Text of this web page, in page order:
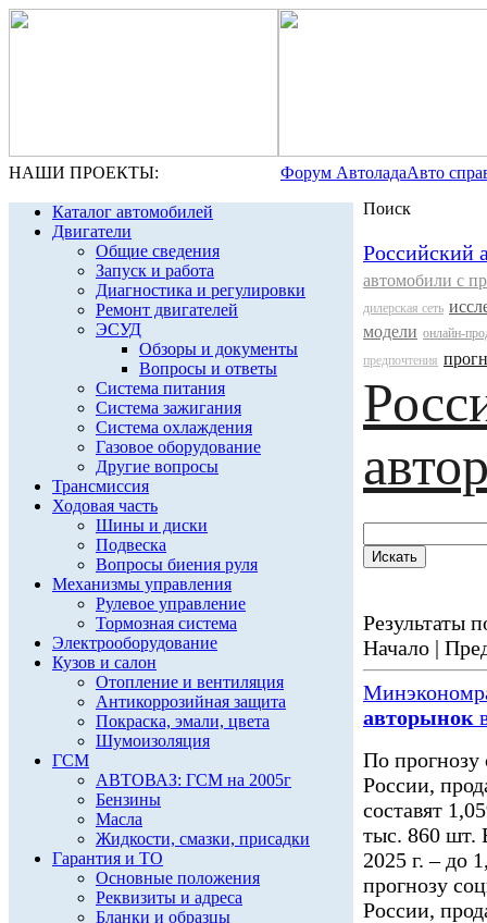
НАШИ ПРОЕКТЫ: Форум АвтоладаАвто
Каталог автомобилей
Двигатели
Общие сведения
Запуск и работа
Диагностика и регулировки
Ремонт двигателей
ЭСУД
Обзоры и документы
Вопросы и ответы
Система питания
Система зажигания
Система охлаждения
Газовое оборудование
Другие вопросы
Трансмиссия
Ходовая часть
Шины и диски
Подвеска
Вопросы биения руля
Механизмы управления
Рулевое управление
Тормозная система
Электрооборудование
Кузов и салон
Отопление и вентиляция
Антикоррозийная защита
Покраска, эмали, цвета
Шумоизоляция
ГСМ
АВТОВАЗ: ГСМ на 2005г
Бензины
Масла
Жидкости, смазки, присадки
Гарантия и ТО
Основные положения
Реквизиты и адреса
Бланки и образцы
Поиск
Российский
автомобили с
дилерская сеть
модели онлайн-
предпочтения
Результаты
Начало |
авторынок
По прогнозу
России,
составят
тыс. 860 шт.
2025 г. – до
прогнозу
России,